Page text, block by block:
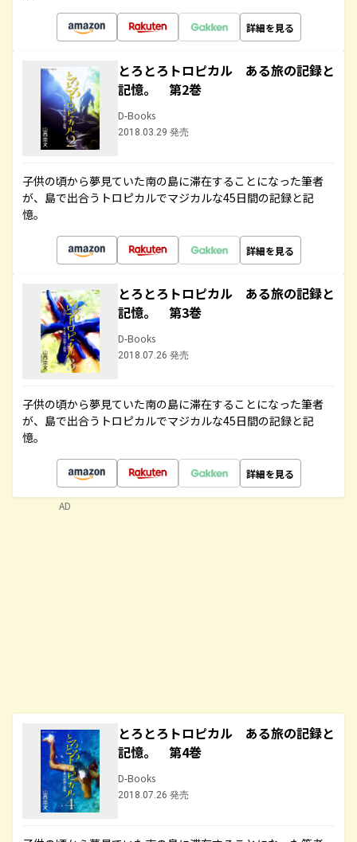
詳細を見る
とろとろトロピカル ある旅の記録と
記憶。 第2巻
D-Books
2018.03.29 発売
子供の頃から夢見ていた南の島に滞在することになった筆者
が、島で出合うトロピカルでマジカルな45日間の記録と記
憶。
詳細を見る
とろとろトロピカル ある旅の記録と
記憶。 第3巻
D-Books
2018.07.26 発売
子供の頃から夢見ていた南の島に滞在することになった筆者
が、島で出合うトロピカルでマジカルな45日間の記録と記
憶。
詳細を見る
とろとろトロピカル ある旅の記録と
記憶。 第4巻
D-Books
2018.07.26 発売
AD